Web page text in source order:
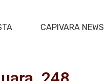
CAPIVARA NEWS